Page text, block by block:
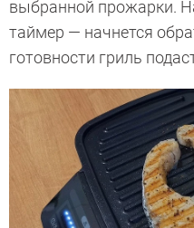
выбранной прожарки.
таймер — начнется
готовности гриль